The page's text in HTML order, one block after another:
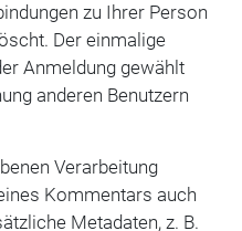
zu Ihrer Person
Der einmalige
Anmeldung gewählt
anderen Benutzern
Verarbeitung
Kommentars auch
Metadaten, z. B.